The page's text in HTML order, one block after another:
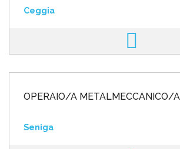
Ceggia
OPERAIO/A METALMECCANICO/A
Seniga